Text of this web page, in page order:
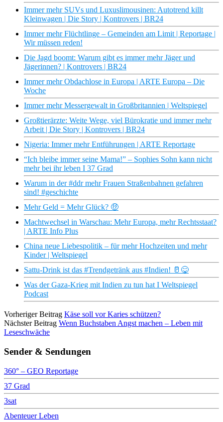
Immer mehr SUVs und Luxuslimousinen: Autotrend killt
Kleinwagen | Die Story | Kontrovers | BR24
Immer mehr Flüchtlinge – Gemeinden am Limit | Reportage |
Wir müssen reden!
Die Jagd boomt: Warum gibt es immer mehr Jäger und
Jägerinnen? | Kontrovers | BR24
Immer mehr Obdachlose in Europa | ARTE Europa – Die
Woche
Immer mehr Messergewalt in Großbritannien | Weltspiegel
Großtierärzte: Weite Wege, viel Bürokratie und immer mehr
Arbeit | Die Story | Kontrovers | BR24
Nigeria: Immer mehr Entführungen | ARTE Reportage
“Ich bleibe immer seine Mama!” – Sophies Sohn kann nicht
mehr bei ihr leben I 37 Grad
Warum in der #ddr mehr Frauen Straßenbahnen gefahren
sind! #geschichte
Mehr Geld = Mehr Glück? 🤑
Machtwechsel in Warschau: Mehr Europa, mehr Rechtsstaat?
| ARTE Info Plus
China neue Liebespolitik – für mehr Hochzeiten und mehr
Kinder | Weltspiegel
Sattu-Drink ist das #Trendgetränk aus #Indien! 🥛😋
Was der Gaza-Krieg mit Indien zu tun hat I Weltspiegel
Podcast
Vorheriger Beitrag Käse soll vor Karies schützen?
Nächster Beitrag Wenn Buchstaben Angst machen – Leben mit
Leseschwäche
Sender & Sendungen
360° – GEO Reportage
37 Grad
3sat
Abenteuer Leben